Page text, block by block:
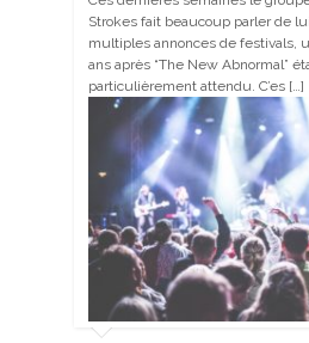
Strokes fait beaucoup parler de
multiples annonces de festivals,
ans après “The New Abnormal”
particulièrement attendu. C’es […]